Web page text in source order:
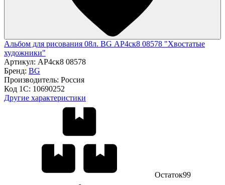
Альбом для рисования 08л. BG АР4ск8 08578 "Хвостатые
художники"
Артикул: АР4ск8 08578
Бренд: BG
Производитель: Россия
Код 1С: 10690252
Другие характеристики
Остаток99